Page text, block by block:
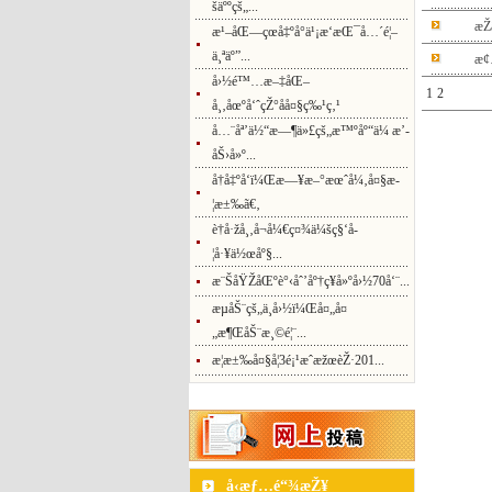
šäººçš„...
æ¹–åŒ—çœå‡ºå°ä¹¡æ‘æŒ¯å…´é¦–
ä¸ªäº”...
å›½é™…æ–‡åŒ–
å¸‚åœºå‘ˆçŽ°åå¤§ç‰¹ç‚¹
å…¨åª’ä½“æ—¶ä»£çš„æ™ºåº“ä¼ æ’­
åŠ›å»º...
å†å‡ºå‘ï¼Œæ—¥æ–°æœˆå¼‚å¤§æ­
¦æ±‰ã€‚
è†å·žå¸‚å¬å¼€ç¤¾ä¼šç§‘å­
¦å·¥ä½œåº§...
æ¨ŠåŸŽåŒºè°‹åˆ’åº†ç¥å»ºå›½70å‘¨...
æµåŠ¨çš„ä¸­å›½ï¼Œå¤„å¤
„æ¶ŒåŠ¨æ¸©é¦¨...
æ­¦æ±‰å¤§å­¦3é¡¹æˆæžœèŽ·201...
å‹æƒ…é“¾æŽ¥
1 2